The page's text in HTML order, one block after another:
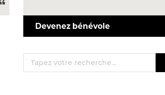
Devenez bénévole